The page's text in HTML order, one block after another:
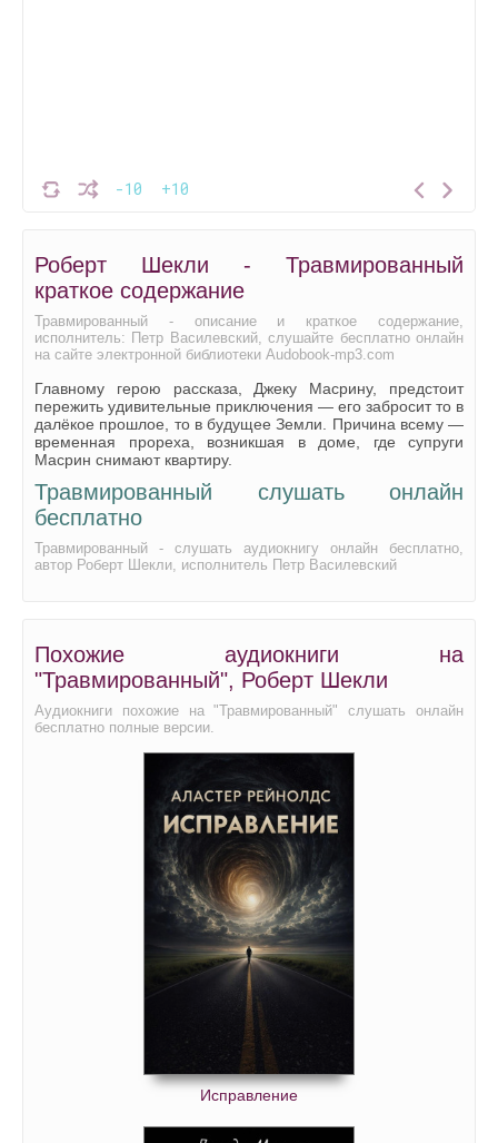
-10 +10
Роберт Шекли - Травмированный
краткое содержание
Травмированный - описание и краткое содержание,
исполнитель: Петр Василевский, слушайте бесплатно онлайн
на сайте электронной библиотеки Audobook-mp3.com
Главному герою рассказа, Джеку Масрину, предстоит
пережить удивительные приключения — его забросит то в
далёкое прошлое, то в будущее Земли. Причина всему —
временная прореха, возникшая в доме, где супруги
Масрин снимают квартиру.
Травмированный слушать онлайн
бесплатно
Травмированный - слушать аудиокнигу онлайн бесплатно,
автор Роберт Шекли, исполнитель Петр Василевский
Похожие аудиокниги на
"Травмированный", Роберт Шекли
Аудиокниги похожие на "Травмированный" слушать онлайн
бесплатно полные версии.
Исправление